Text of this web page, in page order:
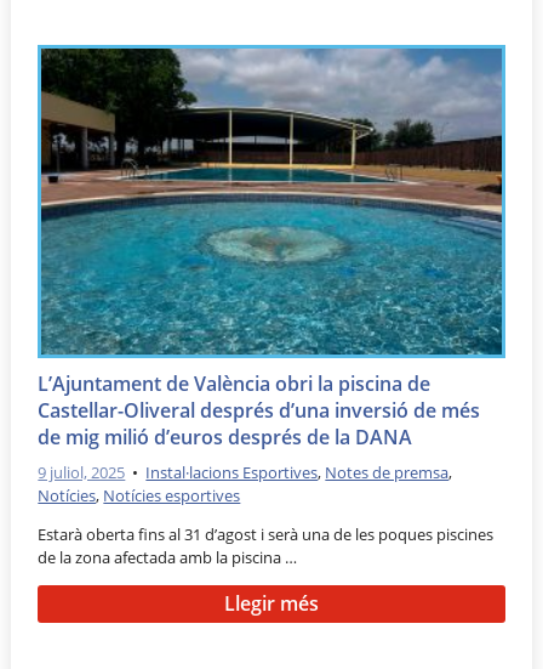
L’Ajuntament de València obri la piscina de
Castellar-Oliveral després d’una inversió de més
de mig milió d’euros després de la DANA
9 juliol, 2025 • Instal·lacions Esportives, Notes de premsa,
Notícies, Notícies esportives
Estarà oberta fins al 31 d’agost i serà una de les poques piscines
de la zona afectada amb la piscina …
Llegir més